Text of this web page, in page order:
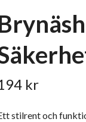
kr
stilrent och